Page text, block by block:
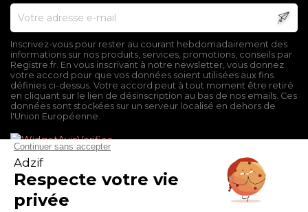
Inscrivez-vous pour rester au courant hebdomadairement des
informations sur nos produits, services, promotions, conseils par
Registre.fr. En vous inscrivant à notre newsletter, vous donnez
votre accord pour que vos données soient utilisées aux fins
définies ci-dessus. Votre accord peut à tout moment être retiré
en cliquant sur le lien de désinscription au bas de nos emails. Ces
données sont stockées sur un serveur localisé en dehors de
l'Union Européenne.